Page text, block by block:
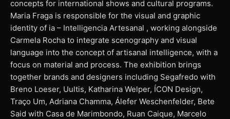
concepts for international shows and cultural programs.
Maria Fraga is responsible for the visual and graphic
identity of ia – Intelligencia Artesanal , working alongside
Carmela Rocha to integrate scenography and visual
language into the concept of artisanal intelligence, with a
focus on material and process. The exhibition brings
together brands and designers including Segafredo with
Breno Loeser, Uultis, Katharina Welper, ÍCON Design,
Traço Um, Adriana Chamma, Álefer Weschenfelder, Bete
Said with Casa de Marimbondo, Ruan Caique, Marcelo